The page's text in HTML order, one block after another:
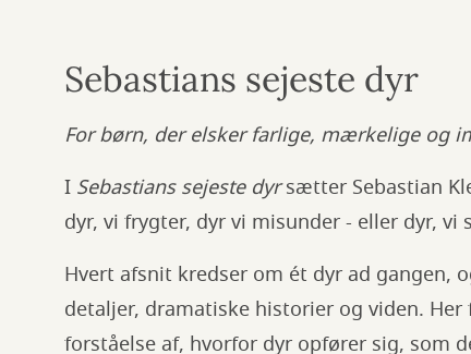
Sebastians sejeste dyr
For børn, der elsker farlige, mærkelige og
I Sebastians sejeste dyrsætter Sebastian
dyr, vi frygter, dyr vi misunder - eller dyr, vi
Hvert afsnit kredser om ét dyr ad gangen,
detaljer, dramatiske historier og viden.
forståelse af, hvorfor dyr opfører sig, som